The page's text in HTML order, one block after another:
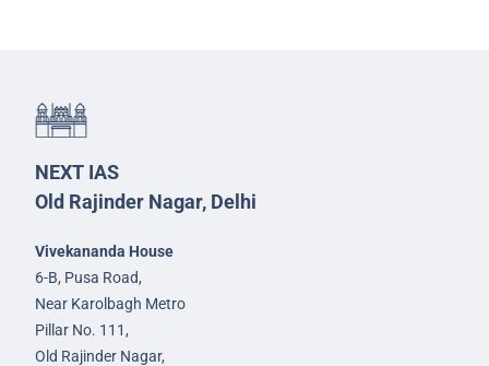
NEXT IAS
Old Rajinder Nagar, Delhi
Vivekananda House
6-B, Pusa Road,
Near Karolbagh Metro
Pillar No. 111,
Old Rajinder Nagar,